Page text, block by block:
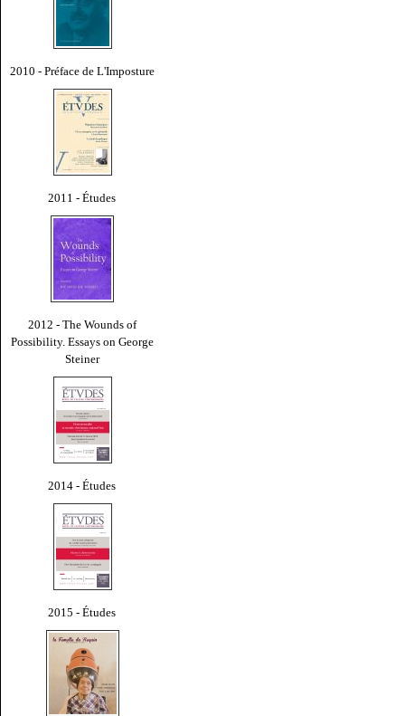
2010 - Préface de L'Imposture
2011 - Études
2012 - The Wounds of
Possibility. Essays on George
Steiner
2014 - Études
2015 - Études